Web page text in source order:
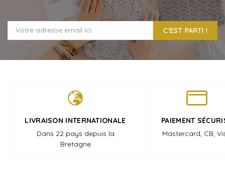
C'EST PARTI !
LIVRAISON INTERNATIONALE
Dans 22 pays depuis la
Bretagne
PAIEMENT
Mastercard, CB,